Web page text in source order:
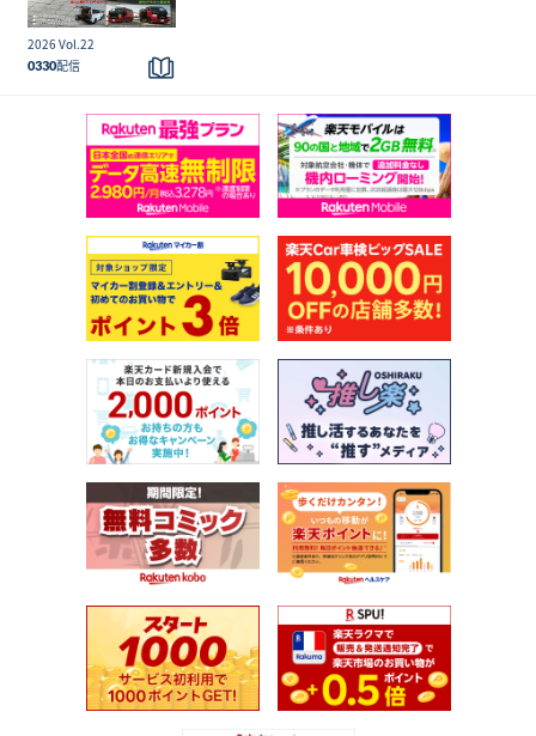
2026 Vol.22
0330配信
こ
の
雑
読
む